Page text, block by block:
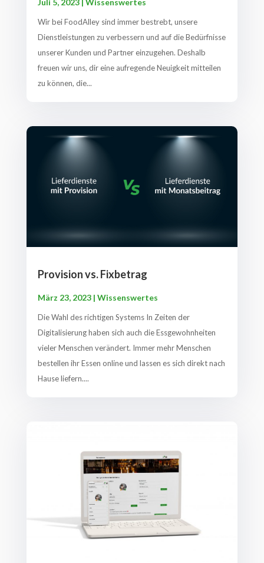
Wir bei FoodAlley sind immer bestrebt, unsere
Dienstleistungen zu verbessern und auf die Bedürfnisse
unserer Kunden und Partner einzugehen. Deshalb
freuen wir uns, dir eine aufregende Neuigkeit mitteilen
zu können, die...
Provision vs. Fixbetrag
März 23, 2023| Wissenswertes
Die Wahl des richtigen Systems In Zeiten der
Digitalisierung haben sich auch die Essgewohnheiten
vieler Menschen verändert. Immer mehr Menschen
bestellen ihr Essen online und lassen es sich direkt nach
Hause liefern....